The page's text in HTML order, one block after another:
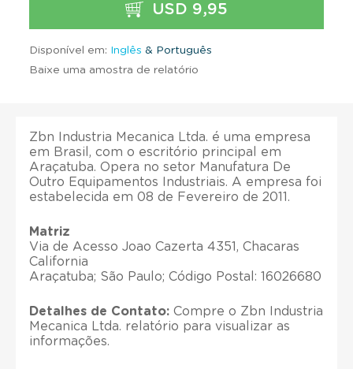
USD 9,95
Disponível em: Inglês & Português
Baixe uma amostra de relatório
Zbn Industria Mecanica Ltda. é uma empresa
em Brasil, com o escritório principal em
Araçatuba. Opera no setor Manufatura De
Outro Equipamentos Industriais. A empresa foi
estabelecida em 08 de Fevereiro de 2011.
Matriz
Via de Acesso Joao Cazerta 4351, Chacaras
California
Araçatuba; São Paulo; Código Postal: 16026680
Detalhes de Contato: Compre o Zbn Industria
Mecanica Ltda. relatório para visualizar as
informações.